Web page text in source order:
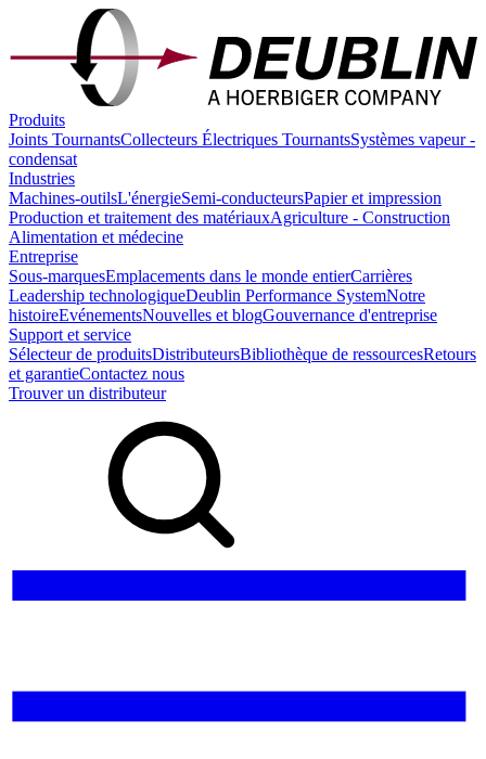
Produits
Joints TournantsCollecteurs Électriques TournantsSystèmes vapeur -
condensat
Industries
Machines-outilsL'énergieSemi-conducteursPapier et impression
Production et traitement des matériauxAgriculture - Construction
Alimentation et médecine
Entreprise
Sous-marquesEmplacements dans le monde entierCarrières
Leadership technologiqueDeublin Performance SystemNotre
histoireEvénementsNouvelles et blogGouvernance d'entreprise
Support et service
Sélecteur de produitsDistributeursBibliothèque de ressourcesRetours
et garantieContactez nous
Trouver un distributeur